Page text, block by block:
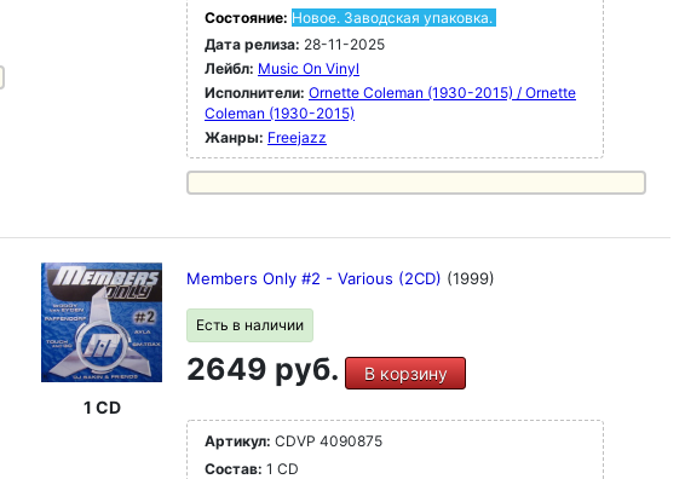
Состояние: Новое. Заводская упаковка.
Дата релиза: 28-11-2025
Лейбл: Music On Vinyl
Исполнители: Ornette Coleman (1930-2015) / Ornette
Coleman (1930-2015)
Жанры: Freejazz
1 CD
Members Only #2 - Various (2CD) (1999)
Есть в наличии
2649 руб. В корзину
Артикул: CDVP 4090875
Состав: 1 CD